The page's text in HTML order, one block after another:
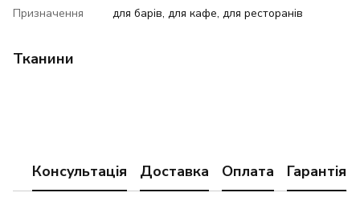
Призначення
для барів, для кафе, для ресторанів
Тканини
Консультація Доставка Оплата Гарантія